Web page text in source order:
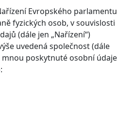
Evropského parlamentu
fyzických osob, v souvislosti
(dále jen „Nařízení“)
uvedená společnost (dále
mnou poskytnuté osobní údaje